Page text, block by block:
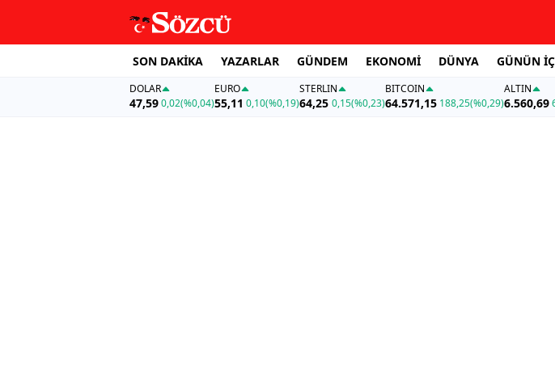
SON DAKİKA YAZARLAR GÜNDEM EKONOMİ DÜNYA GÜNÜN
DOLAR
47,590,02(%0,04)
EURO
55,11 0,10(%0,19)
STERLIN
64,25 0,15(%0,23)
BITCOIN
64.571,15 188,25(%0,29)
ALTIN
6.560,69